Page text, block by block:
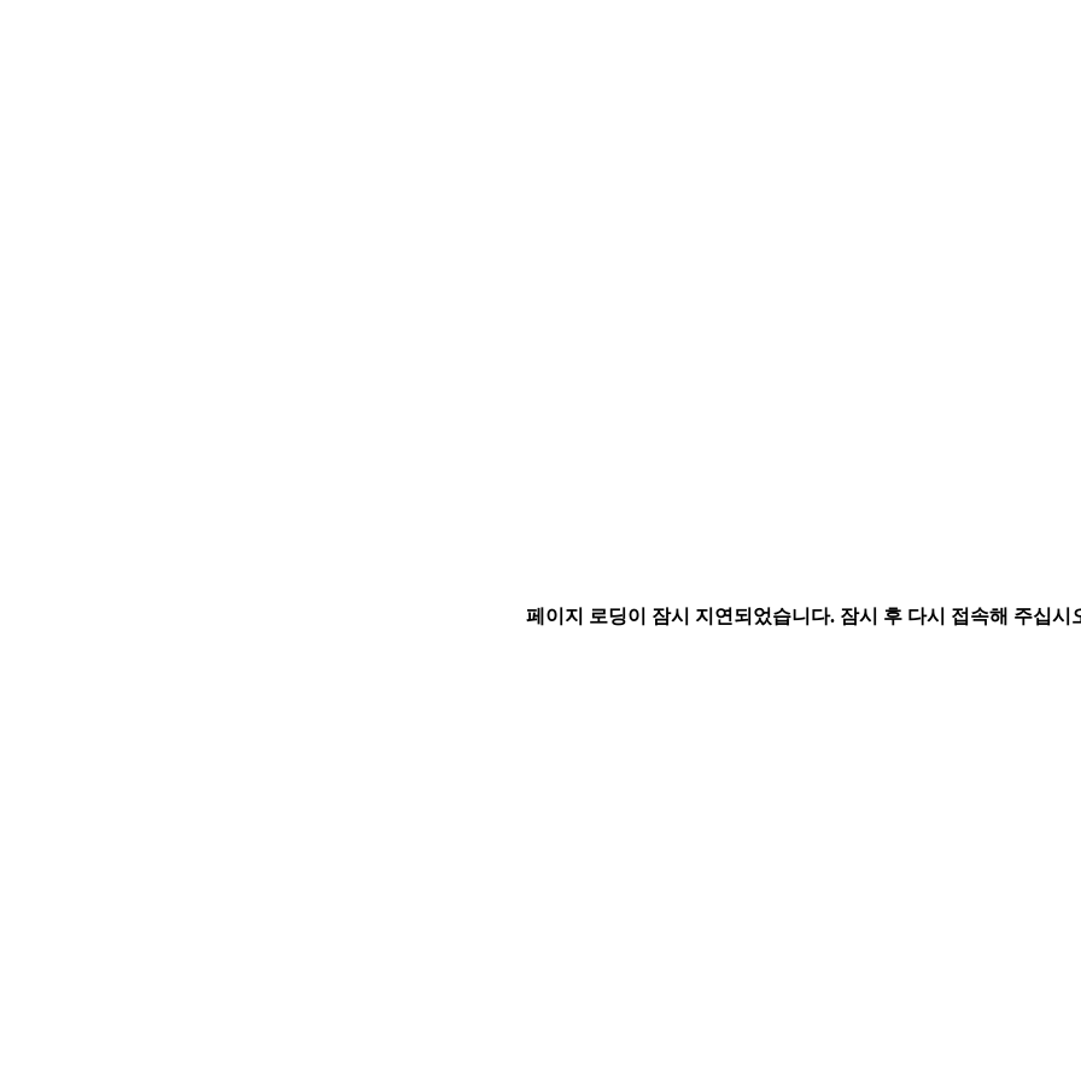
페이지 로딩이 잠시 지연되었습니다. 잠시 후 다시 접속해 주십시